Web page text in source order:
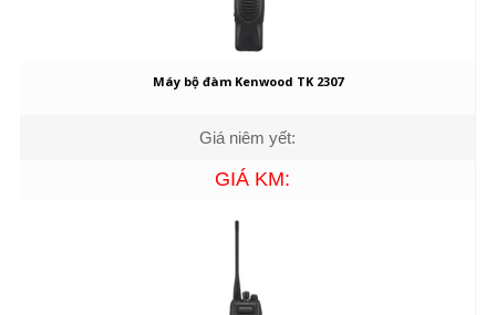
Máy bộ đàm Kenwood TK 2307
Giá niêm yết:
GIÁ KM: